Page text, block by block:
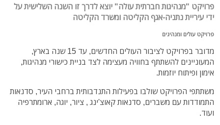
פרויקט "מנהיגות חברתית עולה" יוצא לדרך זו השנה השלישית על
ידי עיריית נתניה-אגף הקליטה ומשרד הקליטה
פרויקט עולים ומנהיגים
מדובר בפרויקט לציבור העולים החדשים, עד 15 שנה בארץ,
המעוניינים להשתתף בחוויה מעצימה לצד בניית כישורי מנהיגות,
אימון ופיתוח יוזמות.
משתתפי הפרויקט שולבו בפעילות התנדבותית ברחבי העיר, סדנאות
התמודדות עם משברים, סדנאות קאוצ'ינג , ציור, יוגה, ארומתרפיה
ועוד.